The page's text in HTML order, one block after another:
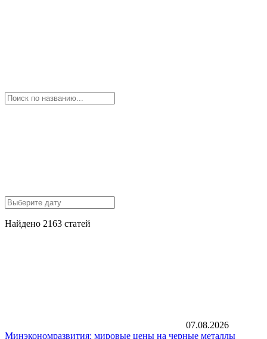
Найдено 2163 статей
07.08.2026
Минэкономразвития: мировые цены на черные металлы